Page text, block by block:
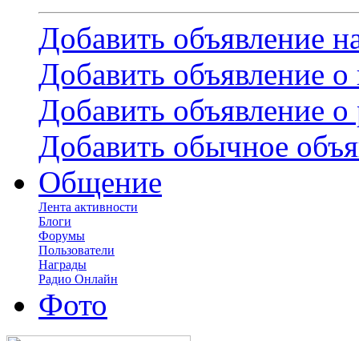
Добавить объявление
Добавить объявление
Добавить объявление о
Добавить обычное
Общение
Лента активности
Блоги
Форумы
Пользователи
Награды
Радио Онлайн
Фото